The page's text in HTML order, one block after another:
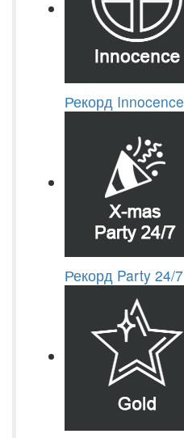
Рекорд Innocence
Рекорд Party 24/7